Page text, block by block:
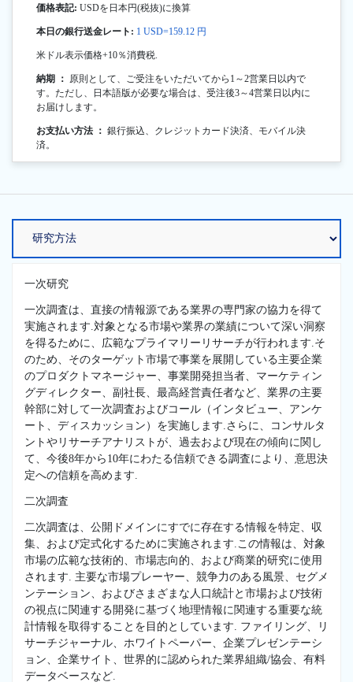
価格表記: USDを日本円(税抜)に換算
本日の銀行送金レート: 1 USD=159.12 円
米ドル表示価格+10％消費税.
納期 ： 原則として、ご受注をいただいてから1～2営業日以内で
す。ただし、日本語版が必要な場合は、受注後3～4営業日以内に
お届けします。
お支払い方法 ： 銀行振込、クレジットカード決済、モバイル決
済。
一次研究
一次調査は、直接の情報源である業界の専門家の協力を得て
実施されます.対象となる市場や業界の業績について深い洞察
を得るために、広範なプライマリーリサーチが行われます.そ
のため、そのターゲット市場で事業を展開している主要企業
のプロダクトマネージャー、事業開発担当者、マーケティン
グディレクター、副社長、最高経営責任者など、業界の主要
幹部に対して一次調査およびコール（インタビュー、アンケ
ート、ディスカッション）を実施します.さらに、コンサルタ
ントやリサーチアナリストが、過去および現在の傾向に関し
て、今後8年から10年にわたる信頼できる調査により、意思決
定への信頼を高めます.
二次調査
二次調査は、公開ドメインにすでに存在する情報を特定、収
集、および定式化するために実施されます.この情報は、対象
市場の広範な技術的、市場志向的、および商業的研究に使用
されます. 主要な市場プレーヤー、競争力のある風景、セグメ
ンテーション、およびさまざまな人口統計と市場および技術
の視点に関連する開発に基づく地理情報に関連する重要な統
計情報を取得することを目的としています. ファイリング、リ
サーチジャーナル、ホワイトペーパー、企業プレゼンテーシ
ョン、企業サイト、世界的に認められた業界組織/協会、有料
データベースなど.